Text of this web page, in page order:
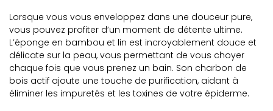
Lorsque vous vous enveloppez dans une douceur pure,
vous pouvez profiter d’un moment de détente ultime.
L’éponge en bambou et lin est incroyablement douce et
délicate sur la peau, vous permettant de vous choyer
chaque fois que vous prenez un bain. Son charbon de
bois actif ajoute une touche de purification, aidant à
éliminer les impuretés et les toxines de votre épiderme.